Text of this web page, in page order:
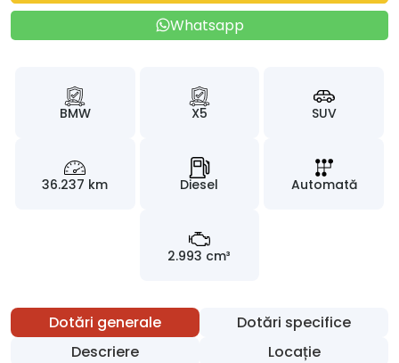
Whatsapp
BMW X5 SUV
36.237 km Diesel Automată
2.993 cm³
Dotări generale
Dotări specifice
Descriere
Locație